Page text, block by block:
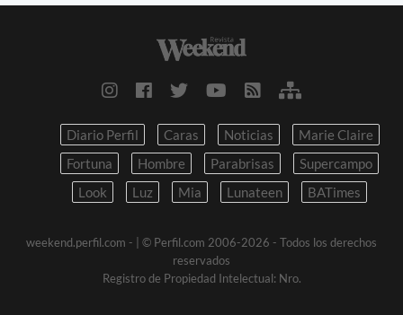
Diario Perfil Caras Noticias
Marie Claire
Fortuna
Hombre Parabrisas
Supercampo
Look
Luz Mia Lunateen BATimes
weekend.perfil.com -
| © Perfil.com 2006-2026 - Todos los derechos
reservados
Registro de Propiedad Intelectual: Nro.